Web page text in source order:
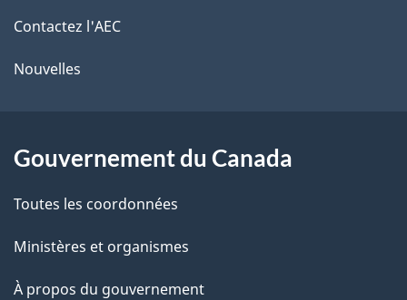
l
p
a
g
e
e
é
o
a
t
i
de
ce
Contactez l'AEC
Nouvelles
Gouvernement du Canada
Toutes les coordonnées
Ministères et organismes
À propos du gouvernement